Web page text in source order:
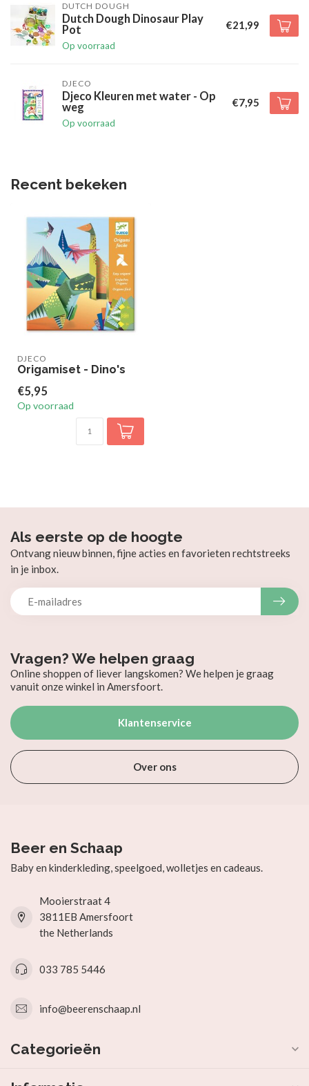
DUTCH DOUGH
Dutch Dough Dinosaur Play
Pot
Op voorraad
€21,99
DJECO
Djeco Kleuren met water - Op
weg
Op voorraad
€7,95
Recent bekeken
DJECO
Origamiset - Dino's
€5,95
Op voorraad
Vragen? We helpen graag
Online shoppen of liever langskomen? We helpen je graag
vanuit onze winkel in Amersfoort.
Klantenservice
Over ons
Als eerste op de hoogte
Ontvang nieuw binnen, fijne acties en favorieten rechtstreeks
in je inbox.
Beer en Schaap
Baby en kinderkleding, speelgoed, wolletjes en cadeaus.
Mooierstraat 4
3811EB Amersfoort
the Netherlands
033 785 5446
info@beerenschaap.nl
Categorieën